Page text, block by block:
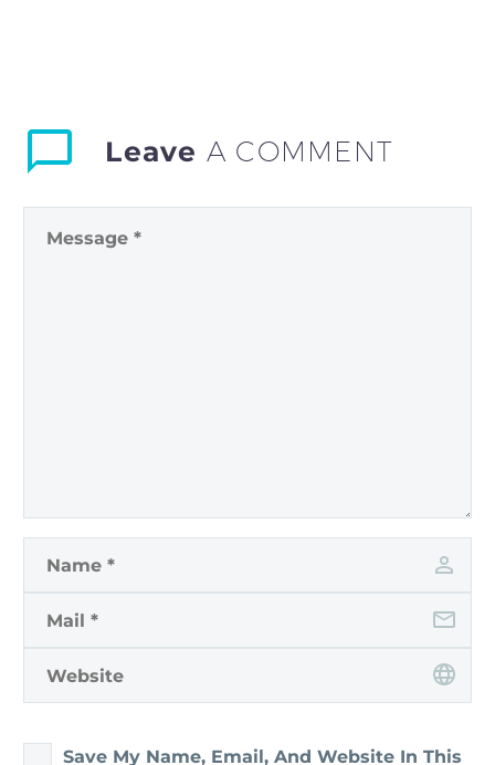
Leave A COMMENT
Save My Name, Email, And Website In This